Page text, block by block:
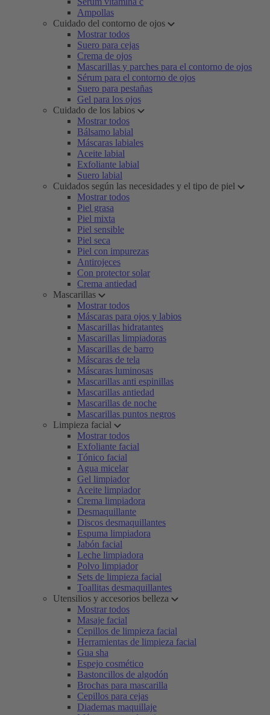
Ampollas
Cuidado del contorno de ojos
Mostrar todos
Suero para cejas
Crema de ojos
Mascarillas y parches para el contorno de ojos
Sérum para el contorno de ojos
Suero para pestañas
Gel para los ojos
Cuidado de los labios
Mostrar todos
Bálsamo labial
Máscaras labiales
Aceite labial
Exfoliante labial
Suero labial
Cuidados según las necesidades y el tipo de piel
Mostrar todos
Piel grasa
Piel mixta
Piel sensible
Piel seca
Piel con impurezas
Antirojeces
Con protector solar
Crema antiedad
Mascarillas
Mostrar todos
Máscaras para ojos y labios
Mascarillas hidratantes
Mascarillas limpiadoras
Mascarillas de barro
Máscaras de tela
Máscaras luminosas
Mascarillas anti espinillas
Mascarillas antiedad
Mascarillas de noche
Mascarillas puntos negros
Limpieza facial
Mostrar todos
Exfoliante facial
Tónico facial
Agua micelar
Gel limpiador
Aceite limpiador
Crema limpiadora
Desmaquillante
Discos desmaquillantes
Espuma limpiadora
Jabón facial
Leche limpiadora
Polvo limpiador
Sets de limpieza facial
Toallitas desmaquillantes
Utensilios y accesorios belleza
Mostrar todos
Masaje facial
Cepillos de limpieza facial
Herramientas de limpieza facial
Gua sha
Espejo cosmético
Bastoncillos de algodón
Brochas para mascarilla
Cepillos para cejas
Diademas maquillaje